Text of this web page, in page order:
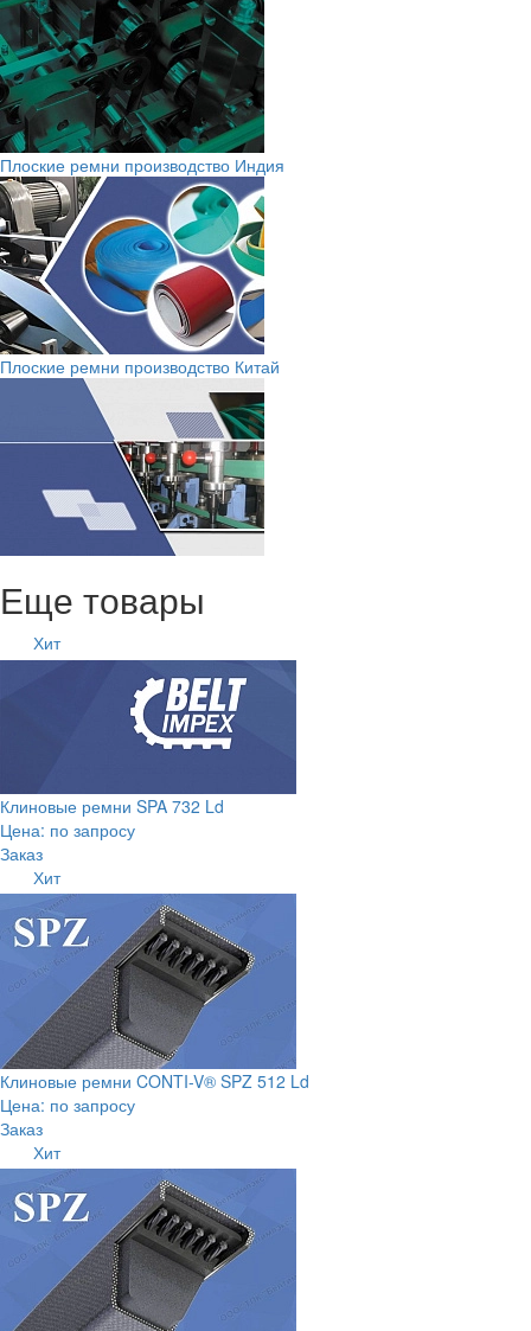
Плоские ремни производство Индия
Плоские ремни производство Китай
Еще товары
Хит
Клиновые ремни SPA 732 Ld
Цена: по запросу
Заказ
Хит
Клиновые ремни CONTI-V® SPZ 512 Ld
Цена: по запросу
Заказ
Хит